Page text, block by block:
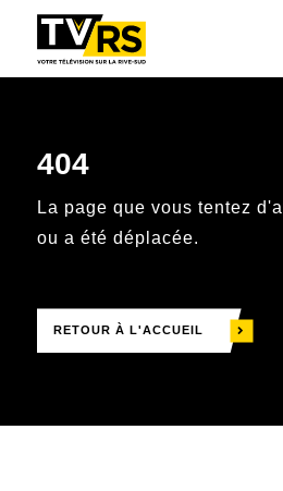
404
La page que vous tentez
ou a été déplacée.
RETOUR À L'ACCUEIL